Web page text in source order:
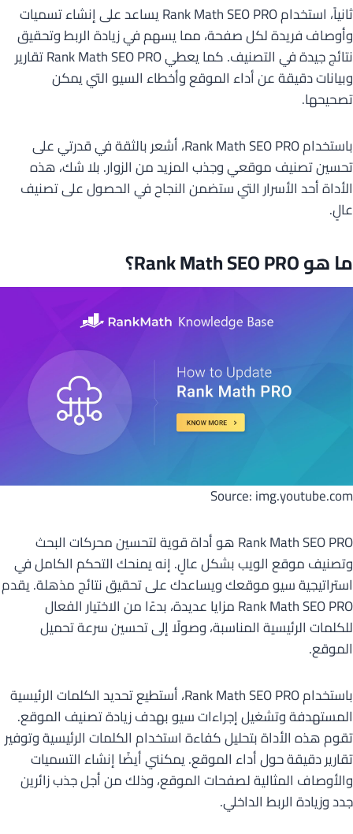
ثانياً، استخدام Rank Math SEO PRO يساعد على إنشاء تسميات
وأوصاف فريدة لكل صفحة، مما يسهم في زيادة الربط وتحقيق
نتائج جيدة في التصنيف. كما يعطي Rank Math SEO PRO تقارير
وبيانات دقيقة عن أداء الموقع وأخطاء السيو التي يمكن
تصحيحها.
باستخدام Rank Math SEO PRO، أشعر بالثقة في قدرتي على
تحسين تصنيف موقعي وجذب المزيد من الزوار. بلا شك، هذه
الأداة أحد الأسرار التي ستضمن النجاح في الحصول على تصنيف
عالٍ.
ما هو Rank Math SEO PRO؟
Source: img.youtube.com
Rank Math SEO PRO هو أداة قوية لتحسين محركات البحث
وتصنيف موقع الويب بشكل عالٍ. إنه يمنحك التحكم الكامل في
استراتيجية سيو موقعك ويساعدك على تحقيق نتائج مذهلة. يقدم
Rank Math SEO PRO مزايا عديدة، بدءًا من الاختيار الفعال
للكلمات الرئيسية المناسبة، وصولًا إلى تحسين سرعة تحميل
الموقع.
باستخدام Rank Math SEO PRO، أستطيع تحديد الكلمات الرئيسية
المستهدفة وتشغيل إجراءات سيو بهدف زيادة تصنيف الموقع.
تقوم هذه الأداة بتحليل كفاءة استخدام الكلمات الرئيسية وتوفير
تقارير دقيقة حول أداء الموقع. يمكنني أيضًا إنشاء التسميات
والأوصاف المثالية لصفحات الموقع، وذلك من أجل جذب زائرين
جدد وزيادة الربط الداخلي.